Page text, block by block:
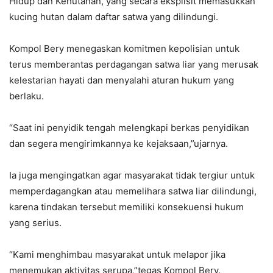
kucing hutan dalam daftar satwa yang dilindungi.
Kompol Bery menegaskan komitmen kepolisian untuk
terus memberantas perdagangan satwa liar yang merusak
kelestarian hayati dan menyalahi aturan hukum yang
berlaku.
“Saat ini penyidik tengah melengkapi berkas penyidikan
dan segera mengirimkannya ke kejaksaan,”ujarnya.
Ia juga mengingatkan agar masyarakat tidak tergiur untuk
memperdagangkan atau memelihara satwa liar dilindungi,
karena tindakan tersebut memiliki konsekuensi hukum
yang serius.
“Kami menghimbau masyarakat untuk melapor jika
menemukan aktivitas serupa,”tegas Kompol Bery.